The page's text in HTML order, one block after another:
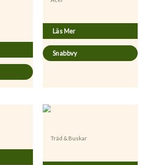
Läs Mer
Snabbvy
Träd & Buskar